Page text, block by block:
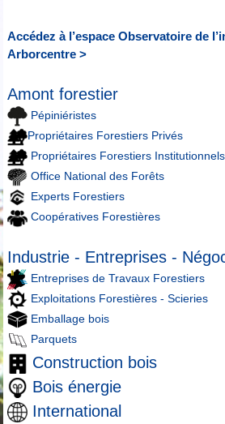
Accédez à l’espace Observatoire de
Arborcentre >
Amont forestier
Pépiniéristes
Propriétaires Forestiers Privés
Propriétaires Forestiers Institutionnels
Office National des Forêts
Experts Forestiers
Coopératives Forestières
Industrie - Entreprises -
Entreprises de Travaux Forestiers
Exploitations Forestières - Scieries
Emballage bois
Parquets
Construction bois
Bois énergie
International